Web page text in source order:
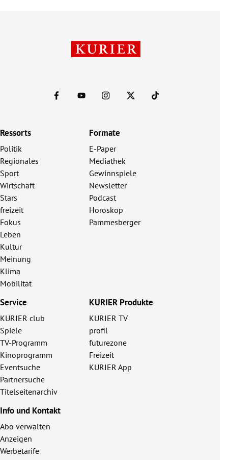
Ressorts
Politik
Regionales
Sport
Wirtschaft
Stars
freizeit
Fokus
Leben
Kultur
Meinung
Klima
Mobilität
Formate
E-Paper
Mediathek
Gewinnspiele
Newsletter
Podcast
Horoskop
Pammesberger
Service
KURIER club
Spiele
TV-Programm
Kinoprogramm
Eventsuche
Partnersuche
Titelseitenarchiv
KURIER Produkte
KURIER TV
profil
futurezone
Freizeit
KURIER App
Info und Kontakt
Abo verwalten
Anzeigen
Werbetarife